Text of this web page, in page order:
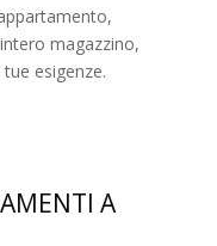
magazzino,
esigenze.
A